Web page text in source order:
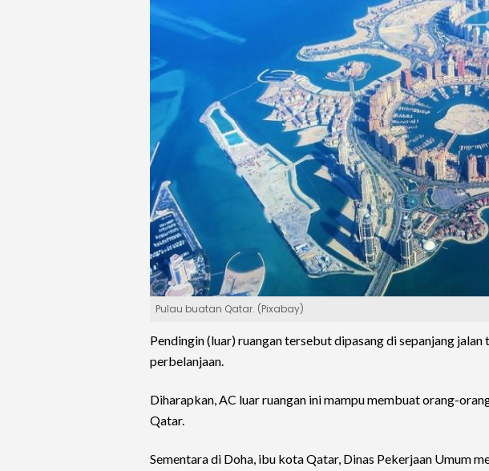
Pulau buatan Qatar. (Pixabay)
Pendingin (luar) ruangan tersebut dipasang di sepanjang
perbelanjaan.
Diharapkan, AC luar ruangan ini mampu membuat orang-
Qatar.
Sementara di Doha, ibu kota Qatar, Dinas Pekerjaan Umum